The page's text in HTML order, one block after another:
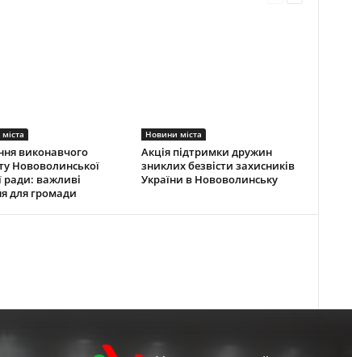
виконавчого
Нововолинської
ради: важливі
для громади
Новини міста
Акція підтримки дружин
зниклих безвісти захисників
України в Нововолинську